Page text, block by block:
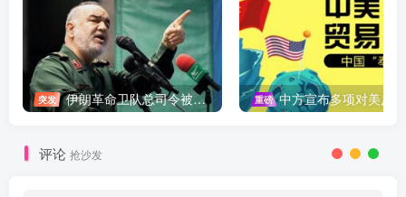
突发 伊朗革命卫队总司令被暗杀，中东局势再添变数 重磅 中方宣布多项对美反制措施，坚决维护自身权益
评论 抢沙发